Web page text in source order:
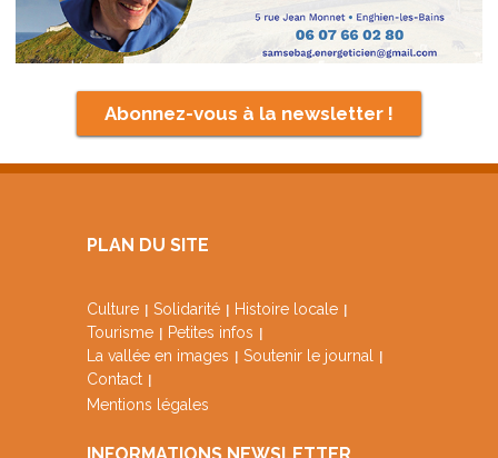
Abonnez-vous à la newsletter !
PLAN DU SITE
Culture Solidarité
Histoire locale
Tourisme
Petites infos
La vallée en images
Soutenir le journal
Contact
Mentions légales